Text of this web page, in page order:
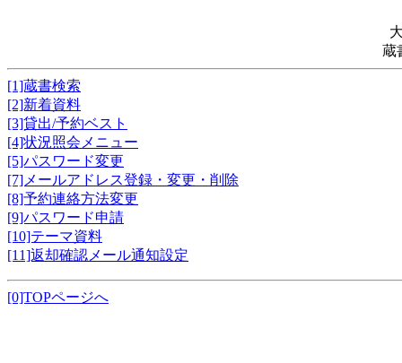
蔵
[1]蔵書検索
[2]新着資料
[3]貸出/予約ベスト
[4]状況照会メニュー
[5]パスワード変更
[7]メールアドレス登録・変更・削除
[8]予約連絡方法変更
[9]パスワード申請
[10]テーマ資料
[11]返却確認メール通知設定
[0]TOPページへ